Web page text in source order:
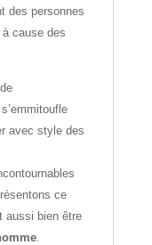
des personnes
cause des
avec style des
ce
aussi bien être